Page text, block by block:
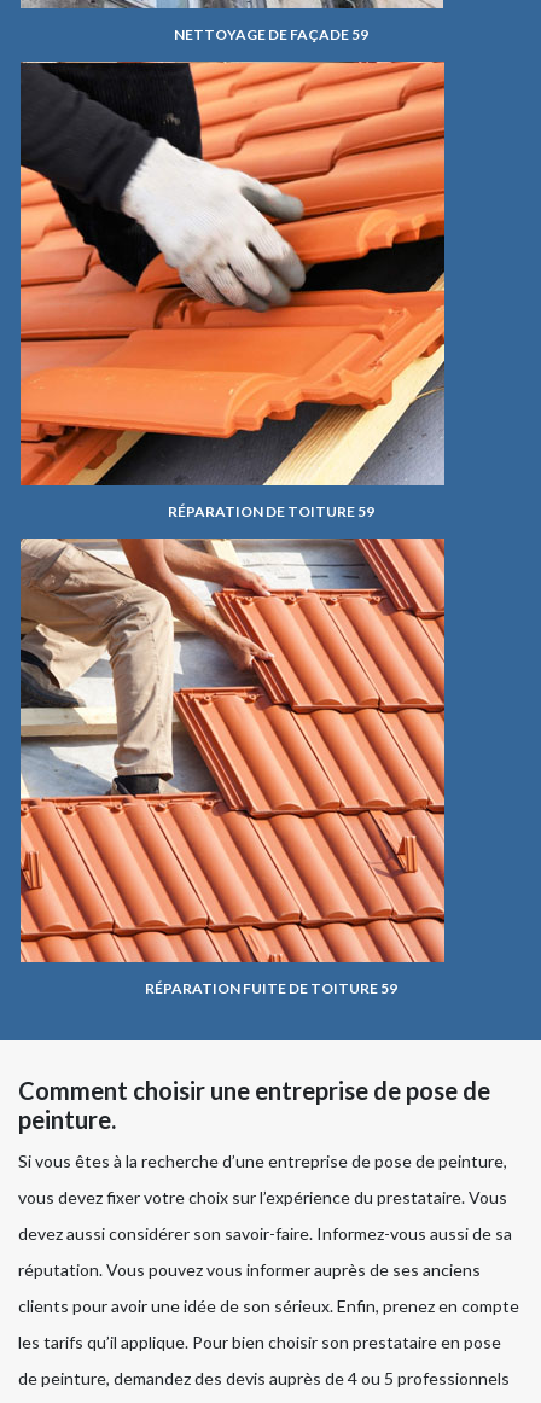
NETTOYAGE DE FAÇADE 59
RÉPARATION DE TOITURE 59
RÉPARATION FUITE DE TOITURE 59
Comment choisir une entreprise de pose de
peinture.
Si vous êtes à la recherche d’une entreprise de pose de peinture,
vous devez fixer votre choix sur l’expérience du prestataire. Vous
devez aussi considérer son savoir-faire. Informez-vous aussi de sa
réputation. Vous pouvez vous informer auprès de ses anciens
clients pour avoir une idée de son sérieux. Enfin, prenez en compte
les tarifs qu’il applique. Pour bien choisir son prestataire en pose
de peinture, demandez des devis auprès de 4 ou 5 professionnels